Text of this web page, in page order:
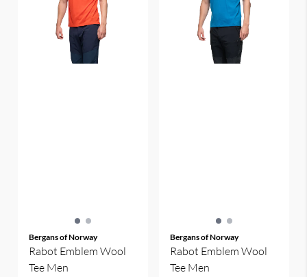
Bergans of Norway
Rabot Emblem Wool
Tee Men
Bergans of Norway
Rabot Emblem Wool
Tee Men